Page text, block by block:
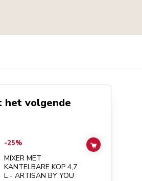
het volgende
MET KANTELBARE KOP 4,7 L - ARTISAN BY
-25%
MIXER MET
KANTELBARE KOP 4,7
L - ARTISAN BY YOU
ADD TO CART